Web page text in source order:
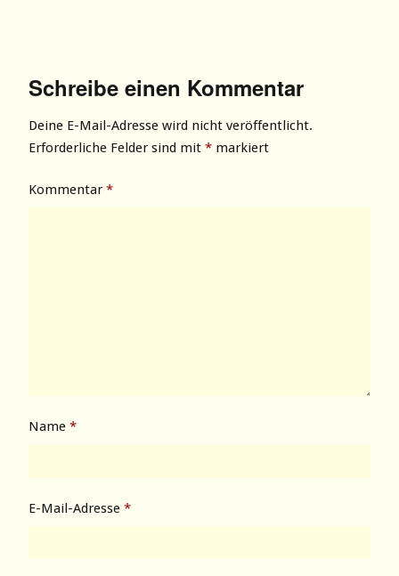
Schreibe einen Kommentar
Deine E-Mail-Adresse wird nicht veröffentlicht.
Erforderliche Felder sind mit * markiert
Kommentar *
Name *
E-Mail-Adresse *